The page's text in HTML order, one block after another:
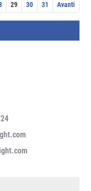
29 30 31 Avanti